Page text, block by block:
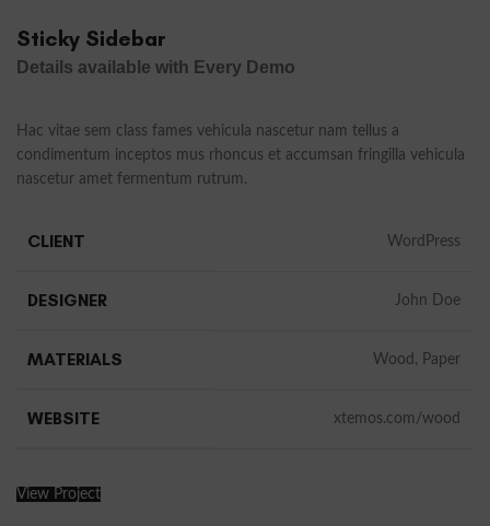
Sticky Sidebar
Details available with Every Demo
Hac vitae sem class fames vehicula nascetur nam tellus a
condimentum inceptos mus rhoncus et accumsan fringilla vehicula
nascetur amet fermentum rutrum.
CLIENT WordPress
DESIGNER John Doe
MATERIALS Wood, Paper
WEBSITE xtemos.com/wood
View Project